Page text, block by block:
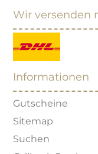
Wir versenden
Informationen
Gutscheine
Sitemap
Suchen